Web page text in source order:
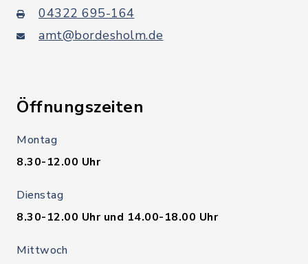
04322 695-164
amt@bordesholm.de
Öffnungszeiten
Montag
8.30-12.00 Uhr
Dienstag
8.30-12.00 Uhr und 14.00-18.00 Uhr
Mittwoch